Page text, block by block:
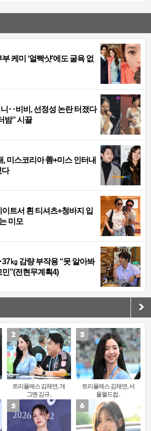
케미 ‘얼빡샷’에도 굴욕 없
‥비비, 선정성 논란 터졌다
밤” 시끌
, 미스코리아 善+미스 인터내
다
트서 흰 티셔츠+청바지 입
미모
㎏ 감량 부작용 “못 알아봐
”(전현무계획4)
트리플에스 김채연, 개
그맨 김규..
트리플에스 김채연, 서
울월드컵..